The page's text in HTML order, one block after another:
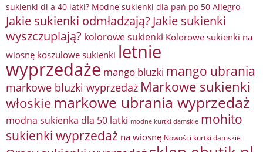
sukienki dl a 40 latki? Modne sukienki dla pań po 50 Allegro
Jakie sukienki odmładzają? Jakie sukienki
wyszczuplają? kolorowe sukienki Kolorowe sukienki na
wiosnę koszulowe sukienki letnie
wyprzedaże mango bluzki mango ubrania
markowe bluzki wyprzedaż Markowe sukienki
włoskie markowe ubrania wyprzedaż
modna sukienka dla 50 latki modne kurtki damskie mohito
sukienki wyprzedaż na wiosnę Nowości kurtki damskie